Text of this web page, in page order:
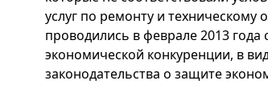
услуг по ремонту и
проводились в феврале 2013
экономической конкуренции, в
законодательства о защите